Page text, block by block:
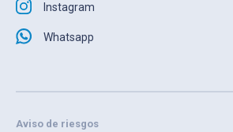
Instagram
Whatsapp
Aviso de riesgos